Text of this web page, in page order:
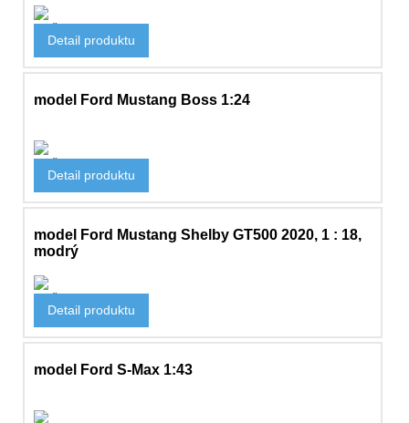
974 Kč
Detail produktu
model Ford Mustang Boss 1:24
683 Kč
Detail produktu
model Ford Mustang Shelby GT500 2020, 1 : 18,
modrý
1 713 Kč
Detail produktu
model Ford S-Max 1:43